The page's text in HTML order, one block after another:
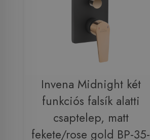
Invena Midnight két
funkciós falsík alatti
csaptelep, matt
fekete/rose gold BP-35-